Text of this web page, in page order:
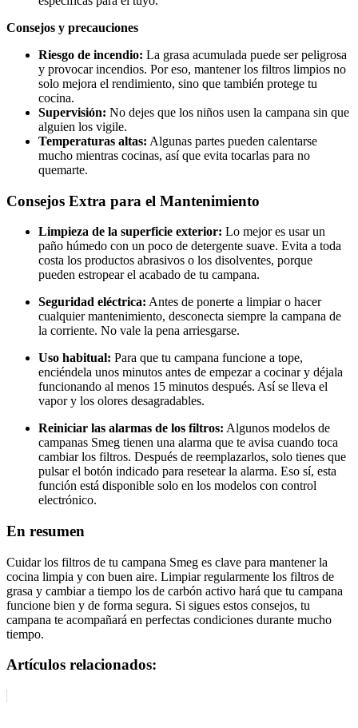
Consejos y precauciones
Riesgo de incendio: La grasa acumulada puede ser peligrosa
y provocar incendios. Por eso, mantener los filtros limpios no
solo mejora el rendimiento, sino que también protege tu
cocina.
Supervisión: No dejes que los niños usen la campana sin que
alguien los vigile.
Temperaturas altas: Algunas partes pueden calentarse
mucho mientras cocinas, así que evita tocarlas para no
quemarte.
Consejos Extra para el Mantenimiento
Limpieza de la superficie exterior: Lo mejor es usar un
paño húmedo con un poco de detergente suave. Evita a toda
costa los productos abrasivos o los disolventes, porque
pueden estropear el acabado de tu campana.
Seguridad eléctrica: Antes de ponerte a limpiar o hacer
cualquier mantenimiento, desconecta siempre la campana de
la corriente. No vale la pena arriesgarse.
Uso habitual: Para que tu campana funcione a tope,
enciéndela unos minutos antes de empezar a cocinar y déjala
funcionando al menos 15 minutos después. Así se lleva el
vapor y los olores desagradables.
Reiniciar las alarmas de los filtros: Algunos modelos de
campanas Smeg tienen una alarma que te avisa cuando toca
cambiar los filtros. Después de reemplazarlos, solo tienes que
pulsar el botón indicado para resetear la alarma. Eso sí, esta
función está disponible solo en los modelos con control
electrónico.
En resumen
Cuidar los filtros de tu campana Smeg es clave para mantener la
cocina limpia y con buen aire. Limpiar regularmente los filtros de
grasa y cambiar a tiempo los de carbón activo hará que tu campana
funcione bien y de forma segura. Si sigues estos consejos, tu
campana te acompañará en perfectas condiciones durante mucho
tiempo.
Artículos relacionados: